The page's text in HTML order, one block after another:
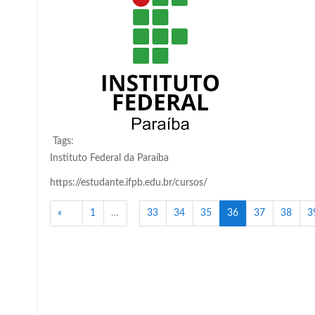
Tags:
Instituto Federal da Paraíba
https://estudante.ifpb.edu.br/cursos/
« Anterior
1 … 33 34 35 36(atual)
37 38